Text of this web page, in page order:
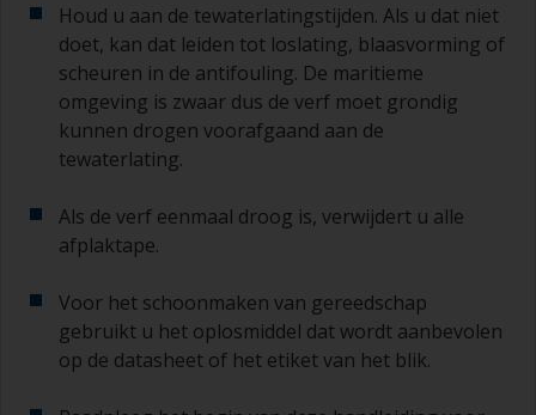
Houd u aan de tewaterlatingstijden. Als u dat niet
doet, kan dat leiden tot loslating, blaasvorming of
scheuren in de antifouling. De maritieme
omgeving is zwaar dus de verf moet grondig
kunnen drogen voorafgaand aan de
tewaterlating.
Als de verf eenmaal droog is, verwijdert u alle
afplaktape.
Voor het schoonmaken van gereedschap
gebruikt u het oplosmiddel dat wordt aanbevolen
op de datasheet of het etiket van het blik.